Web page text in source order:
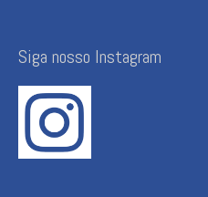
Siga nosso Instagram